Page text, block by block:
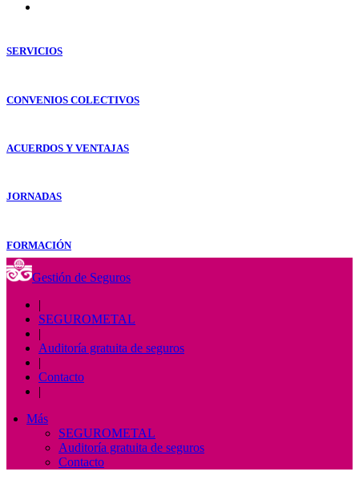
SERVICIOS
CONVENIOS COLECTIVOS
ACUERDOS Y VENTAJAS
JORNADAS
FORMACIÓN
Gestión de Seguros
|
SEGUROMETAL
|
Auditoría gratuita de seguros
|
Contacto
|
Más
SEGUROMETAL
Auditoría gratuita de seguros
Contacto